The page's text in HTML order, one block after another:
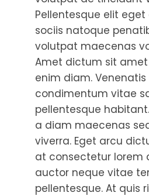
Pellentesque elit
sociis natoque
volutpat maecenas
Amet dictum sit
enim diam. Venenatis
condimentum vitae
pellentesque
a diam maecenas
viverra. Eget arcu
at consectetur lorem
auctor neque vitae
pellentesque. At quis